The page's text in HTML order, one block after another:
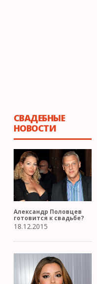
СВАДЕБНЫЕ
НОВОСТИ
Александр Половцев
готовится к свадьбе?
18.12.2015